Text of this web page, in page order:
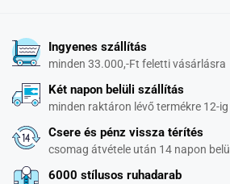
Ingyenes szállítás
minden 33.000,-Ft feletti vásárlásra
Két napon belüli szállítás
minden raktáron lévő termékre 12-ig
Csere és pénz vissza térítés
csomag átvétele után 14 napon belül
6000 stílusos ruhadarab